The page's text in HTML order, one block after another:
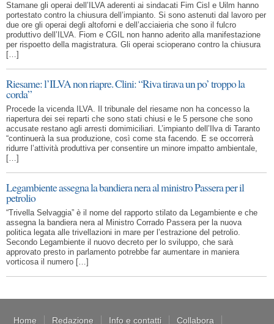
Stamane gli operai dell’ILVA aderenti ai sindacati Fim Cisl e Uilm hanno
portestato contro la chiusura dell’impianto. Si sono astenuti dal lavoro per
due ore gli operai degli altoforni e dell’acciaieria che sono il fulcro
produttivo dell’ILVA. Fiom e CGIL non hanno aderito alla manifestazione
per rispoetto della magistratura. Gli operai scioperano contro la chiusura
[…]
Riesame: l’ILVA non riapre. Clini: “Riva tirava un po’ troppo la
corda”
Procede la vicenda ILVA. Il tribunale del riesame non ha concesso la
riapertura dei sei reparti che sono stati chiusi e le 5 persone che sono
accusate restano agli arresti domimiciliari. L’impianto dell’Ilva di Taranto
“continuerà la sua produzione, così come sta facendo. E se occorrerà
ridurre l’attività produttiva per consentire un minore impatto ambientale,
[…]
Legambiente assegna la bandiera nera al ministro Passera per il
petrolio
“Trivella Selvaggia” è il nome del rapporto stilato da Legambiente e che
assegna la bandiera nera al Ministro Corrado Passera per la nuova
politica legata alle trivellazioni in mare per l’estrazione del petrolio.
Secondo Legambiente il nuovo decreto per lo sviluppo, che sarà
approvato presto in parlamento potrebbe far aumentare in maniera
vorticosa il numero […]
Home Redazione Info e contatti Collabora